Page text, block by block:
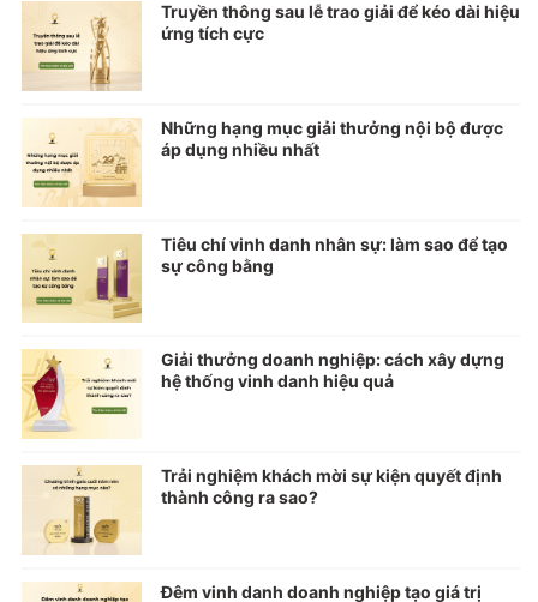
Truyền thông sau lễ trao giải để kéo dài hiệu
ứng tích cực
Những hạng mục giải thưởng nội bộ được
áp dụng nhiều nhất
Tiêu chí vinh danh nhân sự: làm sao để tạo
sự công bằng
Giải thưởng doanh nghiệp: cách xây dựng
hệ thống vinh danh hiệu quả
Trải nghiệm khách mời sự kiện quyết định
thành công ra sao?
Đêm vinh danh doanh nghiệp tạo giá trị